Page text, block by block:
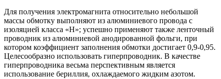
Для получения электромагнита относительно небольшой
массы обмотку выполняют из алюминиевого провода с
изоляцией класса «Н»; успешно применяют также ленточный
проводник из алюминиевой анодированной фольги, при
котором коэффициент заполнения обмотки достигает 0,9-0,95.
Целесообразно использовать гиперпроводник. В качестве
гиперпроводника весьма перспективным является
использование бериллия, охлаждаемого жидким азотом.